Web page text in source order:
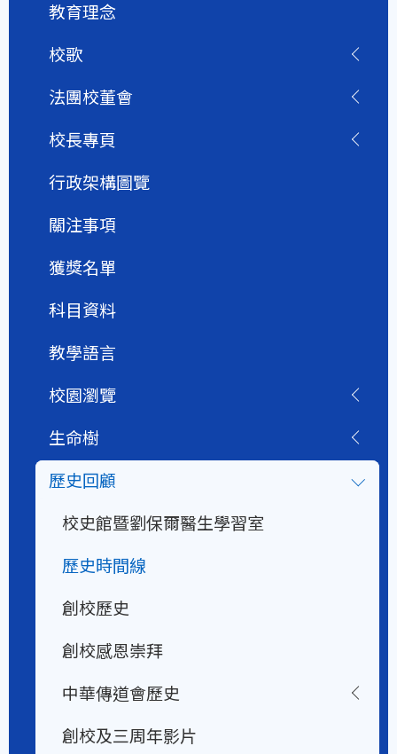
教育理念
校歌
法團校董會
校長專頁
行政架構圖覽
關注事項
獲獎名單
科目資料
教學語言
校園瀏覽
生命樹
歷史回顧
校史館暨劉保爾醫生學習室
歷史時間線
創校歷史
創校感恩崇拜
中華傳道會歷史
創校及三周年影片